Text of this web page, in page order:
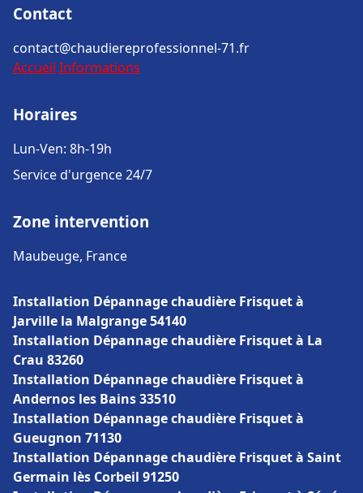
Contact
contact@chaudiereprofessionnel-71.fr
Accueil Informations
Horaires
Lun-Ven: 8h-19h
Service d'urgence 24/7
Zone intervention
Maubeuge, France
Installation Dépannage chaudière Frisquet à
Jarville la Malgrange 54140
Installation Dépannage chaudière Frisquet à La
Crau 83260
Installation Dépannage chaudière Frisquet à
Andernos les Bains 33510
Installation Dépannage chaudière Frisquet à
Gueugnon 71130
Installation Dépannage chaudière Frisquet à Saint
Germain lès Corbeil 91250